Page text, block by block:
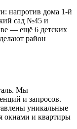
напротив дома 1-й
сад №45 и
— ещё 6 детских
район
Мы
и запросов.
уникальные
окнами и квартиры